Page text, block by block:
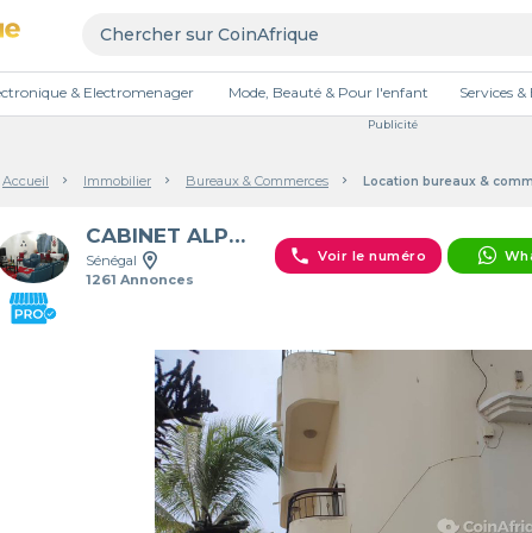
& Electromenager Mode, Beauté & Pour l'enfant Services
Publicité
Accueil Immobilier Bureaux & Commerces Location bureaux &
CABINET ALPHA et OMEGA i
Sénégal
1261 Annonces
phone Voir le numéro